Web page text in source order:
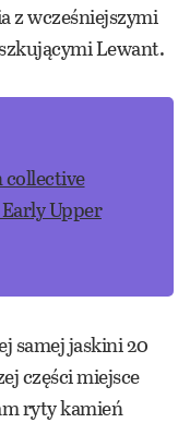
z wcześniejszymi
Lewant.
collective
Upper
samej jaskini 20
części miejsce
ryty kamień